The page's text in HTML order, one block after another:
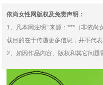
依尚女性网版权及免责声明：
1、凡本网注明 “来源：***（非依尚
载目的在于传递更多信息，并不代
2、如因作品内容、版权和其它问题